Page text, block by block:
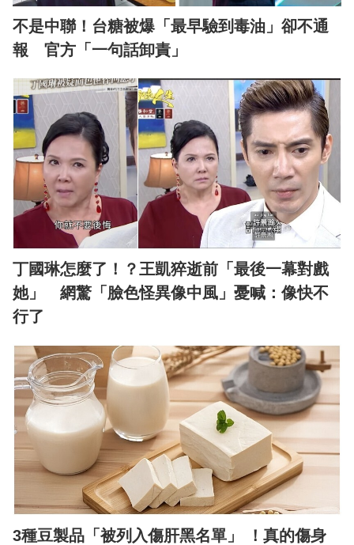
不是中聯！台糖被爆「最早驗到毒油」卻不通
報 官方「一句話卸責」
丁國琳怎麼了！？王凱猝逝前「最後一幕對戲
她」 網驚「臉色怪異像中風」憂喊：像快不
行了
3種豆製品「被列入傷肝黑名單」 ！真的傷身